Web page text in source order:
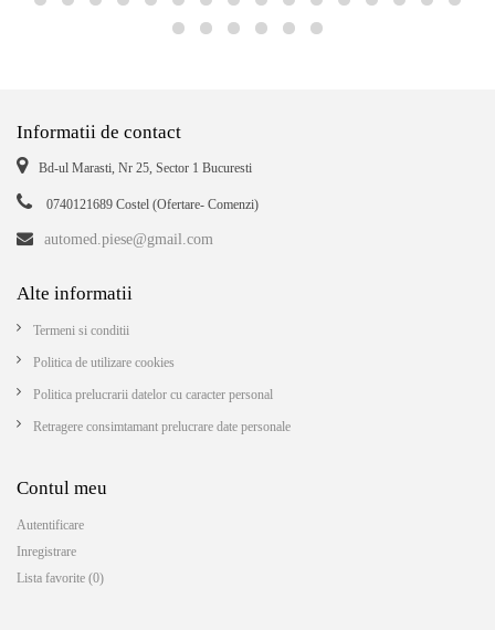
Informatii de contact
Bd-ul Marasti, Nr 25, Sector 1 Bucuresti
0740121689 Costel (Ofertare- Comenzi)
automed.piese@gmail.com
Alte informatii
Termeni si conditii
Politica de utilizare cookies
Politica prelucrarii datelor cu caracter personal
Retragere consimtamant prelucrare date personale
Contul meu
Autentificare
Inregistrare
Lista favorite (0)